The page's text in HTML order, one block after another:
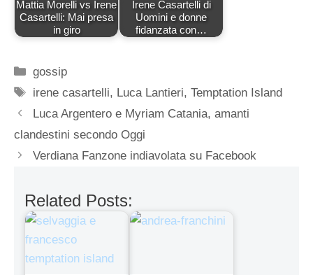
Mattia Morelli vs Irene
Casartelli: Mai presa
in giro
Irene Casartelli di
Uomini e donne
fidanzata con…
Categorie
gossip
Tag
irene casartelli, Luca Lantieri,Temptation Island
Luca Argentero e Myriam Catania, amanti
clandestini secondo Oggi
Verdiana Fanzone indiavolata su Facebook
Related Posts: